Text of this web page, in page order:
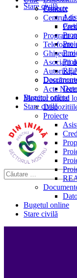
Stare civilă
Proiecte
Bugetul online
Stare civilă
Contact
Centrul
Program
Telefoane
Ghișeul.ro
Asociații
Acte
Monitor oficial
Proiecte
Bugetul online
Stare civilă